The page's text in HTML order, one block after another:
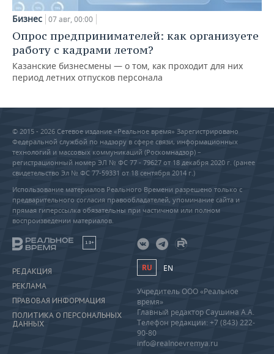
Бизнес 07 авг, 00:00
Опрос предпринимателей: как организуете
работу с кадрами летом?
Казанские бизнесмены — о том, как проходит для них
период летних отпусков персонала
© 2015 - 2026 Сетевое издание «Реальное время» Зарегистрировано
Федеральной службой по надзору в сфере связи, информационных
технологий и массовых коммуникаций (Роскомнадзор) –
регистрационный номер ЭЛ № ФС 77 - 79627 от 18 декабря 2020 г. (ранее
свидетельство Эл № ФС 77-59331 от 18 сентября 2014 г.)
Использование материалов Реального Времени разрешено только с
предварительного согласия правообладателей, упоминание сайта и
прямая гиперссылка обязательны при частичном или полном
воспроизведении материалов.
18+
РЕДАКЦИЯ
РЕКЛАМА
ПРАВОВАЯ ИНФОРМАЦИЯ
ПОЛИТИКА О ПЕРСОНАЛЬНЫХ
ДАННЫХ
RU EN
Учредитель ООО «Реальное
время»
Главный редактор Саушина А.А.
Телефон редакции: +7 (843) 222-
90-80
info@realnoevremya.ru